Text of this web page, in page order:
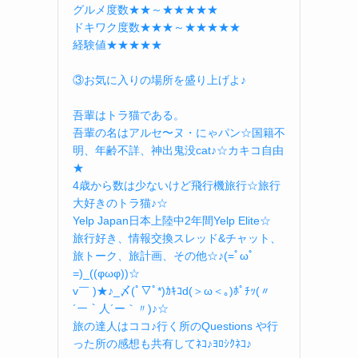
グルメ度数★★～★★★★★
ドキワク度数★★★～★★★★★
経験値★★★★★
③お気に入りの場所を盛り上げよ♪
吾輩はトラ猫である。
吾輩の名はアルセ〜ヌ・にゃパン☆国籍不
明、年齢不詳、神出鬼没cat♪☆カキコ自由
★
4歳から数は少ないけど飛行機旅行☆旅行
大好きのトラ猫♪☆
Yelp Japan日本上陸中2年間Yelp Elite☆
旅行好き、情報交換スレッド&チャット、
旅トーク、旅計画、その他☆♪(=ﾟωﾟ
=)_((φωφ))☆
v￣ )★♪_〆(ﾟ▽ﾟ*)ｶｷｺd(＞ω＜｡)ﾎﾟﾁｯ(〃
´ー｀人´ー｀〃)♪☆
旅の達人はココ♪行く所のQuestions や行
った所の感想も共有してﾈｺ♪ﾖﾛｼｸﾈｺ♪